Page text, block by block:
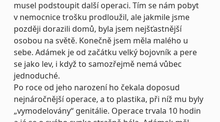
musel podstoupit další operaci. Tím se nám pobyt
v nemocnice trošku prodloužil, ale jakmile jsme
později dorazili domů, byla jsem nejšťastnější
osobou na světě. Konečně jsem měla malého u
sebe. Adámek je od začátku velký bojovník a pere
se jako lev, i když to samozřejmě nemá vůbec
jednoduché.
Po roce od jeho narození ho čekala doposud
nejnáročnější operace, a to plastika, při níž mu byly
„vymodelovány“ genitálie. Operace trvala 10 hodin